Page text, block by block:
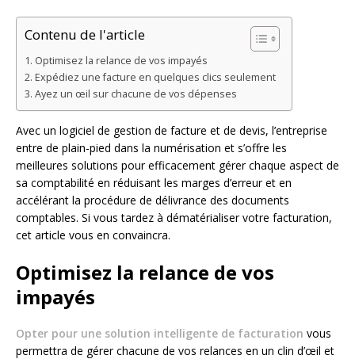
Contenu de l'article
Optimisez la relance de vos impayés
Expédiez une facture en quelques clics seulement
Ayez un œil sur chacune de vos dépenses
Avec un logiciel de gestion de facture et de devis, l’entreprise
entre de plain-pied dans la numérisation et s’offre les
meilleures solutions pour efficacement gérer chaque aspect de
sa comptabilité en réduisant les marges d’erreur et en
accélérant la procédure de délivrance des documents
comptables. Si vous tardez à dématérialiser votre facturation,
cet article vous en convaincra.
Optimisez la relance de vos
impayés
Opter pour une solution intelligente de facturation vous
permettra de gérer chacune de vos relances en un clin d’œil et